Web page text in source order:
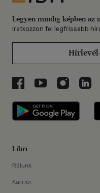
Legyen mindig képben az
Iratkozzon fel legfrissebb
Libri a Facebookon
Libri aLibri az
Libri
Rólunk
Karrier